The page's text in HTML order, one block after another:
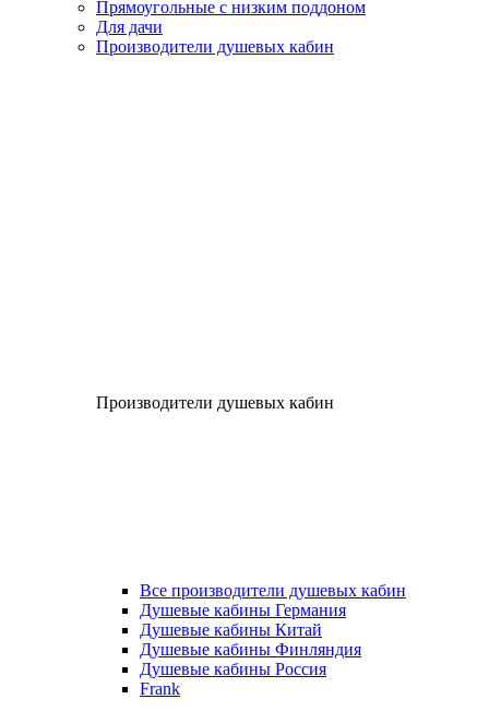
Прямоугольные с низким поддоном
Для дачи
Производители душевых кабин
Производители душевых кабин
Все производители душевых кабин
Душевые кабины Германия
Душевые кабины Китай
Душевые кабины Финляндия
Душевые кабины Россия
Frank